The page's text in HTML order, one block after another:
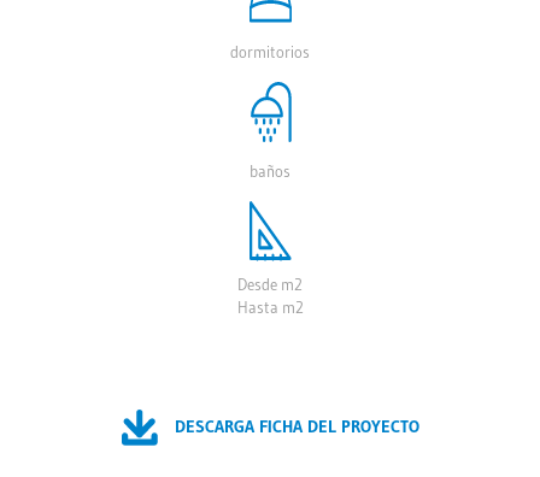
dormitorios
baños
Desde m2
Hasta m2
DESCARGA FICHA DEL PROYECTO